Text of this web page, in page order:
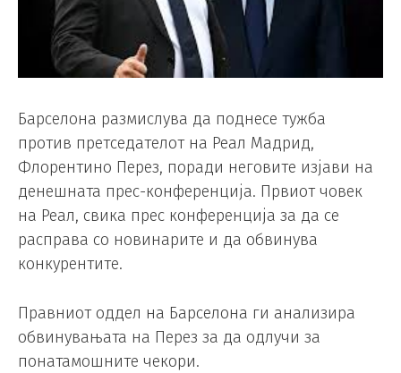
Барселона размислува да поднесе тужба
против претседателот на Реал Мадрид,
Флорентино Перез, поради неговите изјави на
денешната прес-конференција. Првиот човек
на Реал, свика прес конференција за да се
расправа со новинарите и да обвинува
конкурентите.
Правниот оддел на Барселона ги анализира
обвинувањата на Перез за да одлучи за
понатамошните чекори.